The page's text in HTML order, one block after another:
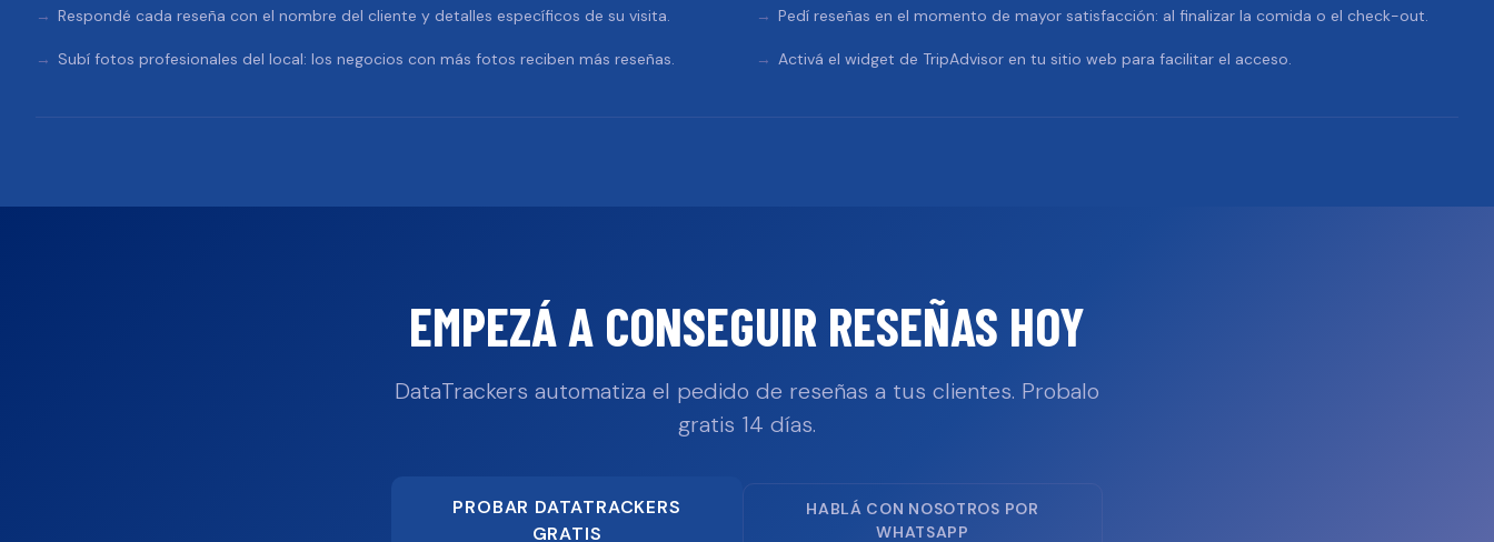
Respondé cada reseña con el nombre del cliente y detalles específicos de su visita. Pedí reseñas en el momento de mayor satisfacción: al finalizar la comida o el check-out.
Subí fotos profesionales del local: los negocios con más fotos reciben más reseñas. Activá el widget de TripAdvisor en tu sitio web para facilitar el acceso.
EMPEZÁ A CONSEGUIR RESEÑAS HOY
DataTrackers automatiza el pedido de reseñas a tus clientes. Probalo
gratis 14 días.
PROBAR DATATRACKERS
GRATIS
HABLÁ CON NOSOTROS POR
WHATSAPP